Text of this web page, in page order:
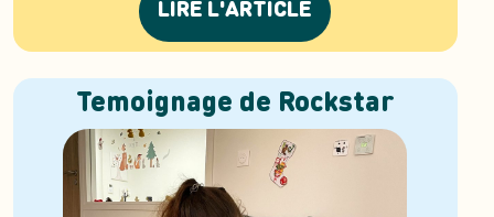
LIRE L'ARTICLE
Temoignage de Rockstar